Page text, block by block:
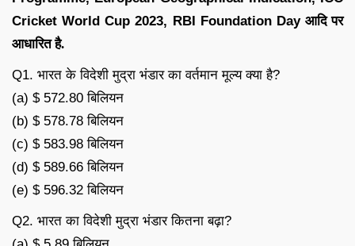
Cricket World Cup 2023, RBI Foundation Day आदिपर
आधारित है.
Q1. भारत के विदेशी मुद्रा भंडार का वर्तमान मूल्य क्या है?
(a) $ 572.80 बिलियन
(b) $ 578.78 बिलियन
(c) $ 583.98 बिलियन
(d) $ 589.66 बिलियन
(e) $ 596.32 बिलियन
Q2. भारत का विदेशी मुद्रा भंडार कितना बढ़ा?